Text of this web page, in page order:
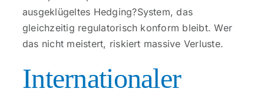
ausgeklügeltes Hedging?System, das
gleichzeitig regulatorisch konform bleibt. Wer
das nicht meistert, riskiert massive Verluste.
Internationaler